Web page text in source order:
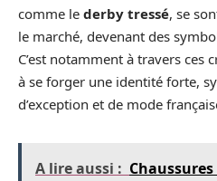
comme le derby tressé, se
le marché, devenant des
C’est notamment à travers ces
à se forger une identité forte,
d’exception et de mode
A lire aussi :